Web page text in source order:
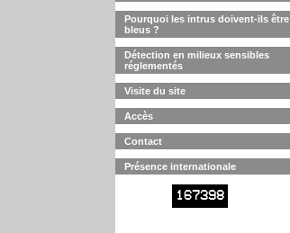
Pourquoi les intrus doivent-ils être
bleus ?
Détection en milieux sensibles
réglementés
Visite du site
Accès
Contact
Présence internationale
167398